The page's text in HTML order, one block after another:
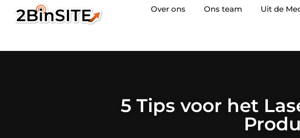
Over ons Ons team Uit de
5 Tips voor het